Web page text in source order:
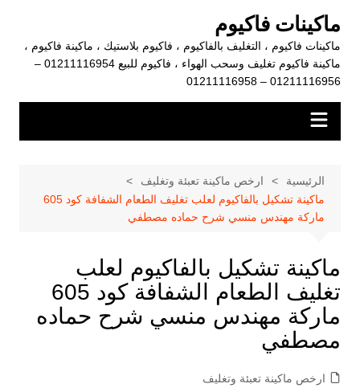
المحتوى
ماكينات فاكيوم
ماكينات فاكيوم ، التغليف بالفاكيوم ، فاكيوم بلاستيك ، ماكينة فاكيوم ،
ماكينة فاكيوم تغليف وسحب الهواء ، فاكيوم للبيع 01211116954 –
01211116956 – 01211116958
الرئيسية
ارخص ماكينة تعبئة وتغليف
ماكينة تشكيل بالفاكيوم لعلب تغليف الطعام الشفافة كود 605
ماركة مهندس منسي شرح حماده مصطفي
ماكينة تشكيل بالفاكيوم لعلب
تغليف الطعام الشفافة كود 605
ماركة مهندس منسي شرح حماده
مصطفي
ارخص ماكينة تعبئة وتغليف